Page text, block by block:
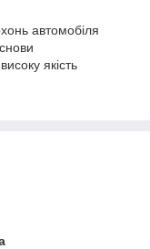
автомобіля
якість